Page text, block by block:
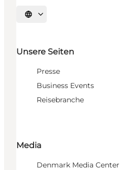
Sprache auswählen
Unsere Seiten
Presse
Business Events
Reisebranche
Media
Denmark Media Center